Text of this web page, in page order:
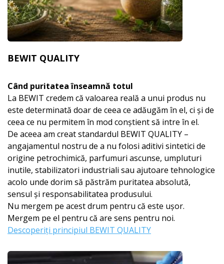
BEWIT QUALITY
Când puritatea înseamnă totul
La BEWIT credem că valoarea reală a unui produs nu
este determinată doar de ceea ce adăugăm în el, ci și de
ceea ce nu permitem în mod conștient să intre în el.
De aceea am creat standardul BEWIT QUALITY –
angajamentul nostru de a nu folosi aditivi sintetici de
origine petrochimică, parfumuri ascunse, umpluturi
inutile, stabilizatori industriali sau ajutoare tehnologice
acolo unde dorim să păstrăm puritatea absolută,
sensul și responsabilitatea produsului.
Nu mergem pe acest drum pentru că este ușor.
Mergem pe el pentru că are sens pentru noi.
Descoperiți principiul BEWIT QUALITY